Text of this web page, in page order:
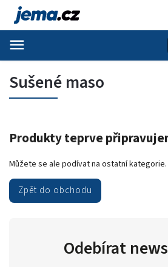
Sušené maso
Produkty teprve
Můžete se ale podívat na ostatní kategorie.
Zpět do obchodu
Odebírat